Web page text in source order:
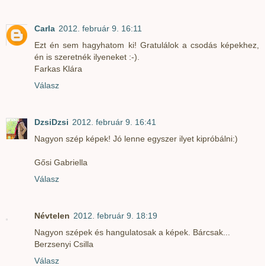
Carla 2012. február 9. 16:11
Ezt én sem hagyhatom ki! Gratulálok a csodás képekhez,
én is szeretnék ilyeneket :-).
Farkas Klára
Válasz
DzsiDzsi 2012. február 9. 16:41
Nagyon szép képek! Jó lenne egyszer ilyet kipróbálni:)
Gősi Gabriella
Válasz
Névtelen 2012. február 9. 18:19
Nagyon szépek és hangulatosak a képek. Bárcsak...
Berzsenyi Csilla
Válasz